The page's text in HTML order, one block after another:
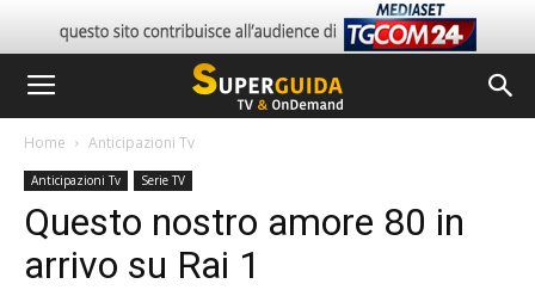
Home Anticipazioni Tv
Anticipazioni Tv Serie TV
Questo nostro amore 80 in
arrivo su Rai 1